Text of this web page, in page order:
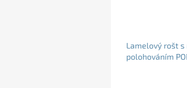
Lamelový rošt s
polohováním